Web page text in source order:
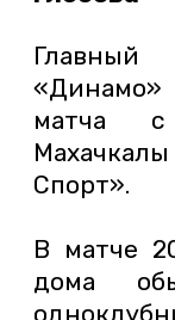
Главный
матча с
Спорт».
В матче
дома